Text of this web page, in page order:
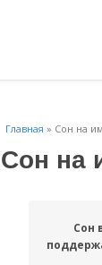
Главная » Сон на
Сон на
Сон